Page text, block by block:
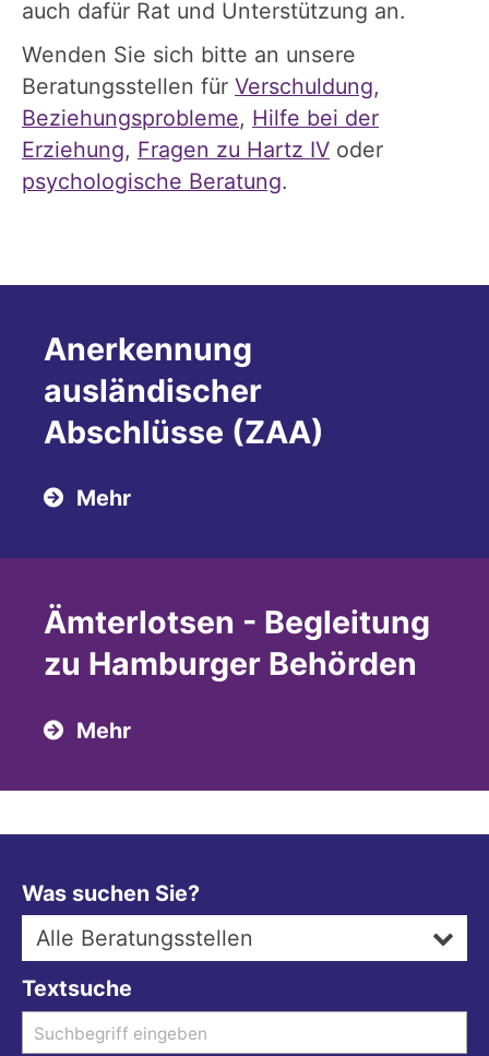
auch dafür Rat und Unterstützung an.
Wenden Sie sich bitte an unsere
Beratungsstellen für Verschuldung,
Beziehungsprobleme, Hilfe bei der
Erziehung, Fragen zu Hartz IV oder
psychologische Beratung.
Anerkennung
ausländischer
Abschlüsse (ZAA)
Mehr
Ämterlotsen - Begleitung
zu Hamburger Behörden
Mehr
Was suchen Sie?
Alle Beratungsstellen
Textsuche